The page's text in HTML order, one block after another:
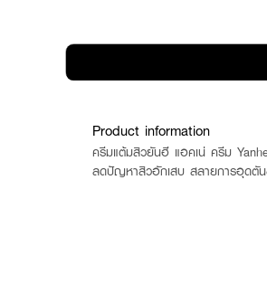
Product information
ครีมแต้มสิวยันฮี แอคเน่ ครีม
ลดปัญหาสิวอักเสบ สลายการอุดตัน